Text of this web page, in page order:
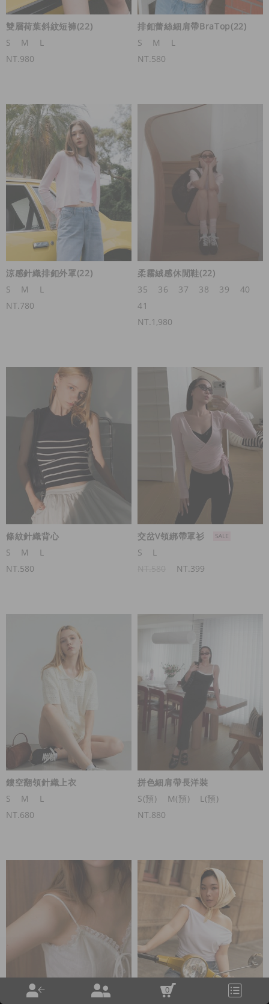
0
雙層荷葉斜紋短褲(22)
S
M
L
NT.980
排釦蕾絲細肩帶BraTop(22)
S
M
L
NT.580
涼感針織排釦外罩(22)
S
M
L
NT.780
柔霧絨感休閒鞋(22)
35
36 37 38 39
40
41
NT.1,980
條紋針織背心
S
M
L
NT.580
交岔V領綁帶罩衫
S
L
NT.399
鏤空翻領針織上衣
S
M
L
NT.680
拼色細肩帶長洋裝
S(預)
M(預)
L(預)
NT.880